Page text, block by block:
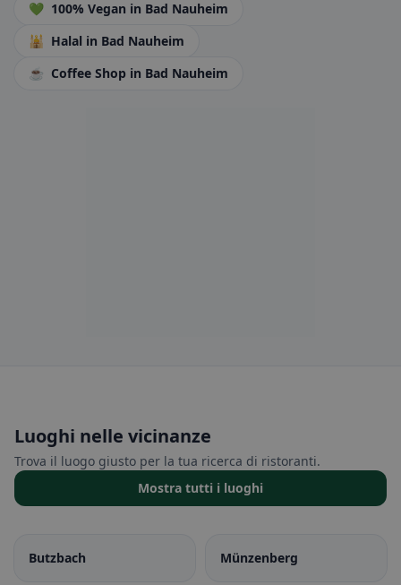
💚 100% Vegan in Bad Nauheim
🕌 Halal in Bad Nauheim
☕ Coffee Shop in Bad Nauheim
Luoghi nelle vicinanze
Trova il luogo giusto per la tua ricerca di ristoranti.
Mostra tutti i luoghi
Butzbach Münzenberg